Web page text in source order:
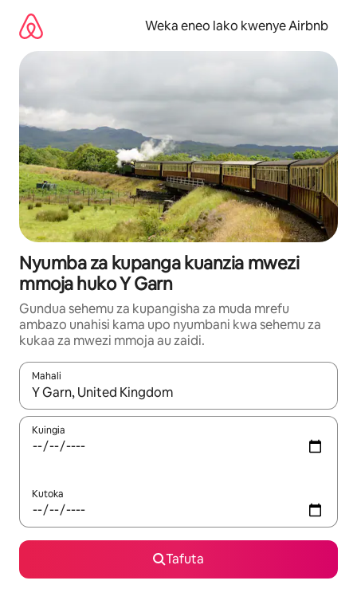
kwenda
kwenye
maudhui
Weka eneo lako kwenye Airbnb
Nyumba za kupanga kuanzia mwezi
mmoja huko Y Garn
Gundua sehemu za kupangisha za muda mrefu
ambazo unahisi kama upo nyumbani kwa sehemu za
kukaa za mwezi mmoja au zaidi.
Mahali
Wakati matokeo yanapatikana, vinjari kwa kutumia vitufe vya
Kuingia
Kutoka
Tafuta